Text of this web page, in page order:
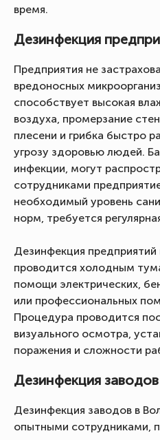
время.
Дезинфекция
Предприятия не
вредоносных
способствует высокая
воздуха, промерзание
плесени и грибка быстро
угрозу здоровью людей.
инфекции, могут
сотрудниками
необходимый уровень
норм, требуется
Дезинфекция предприятий
проводится холодным
помощи электрических,
или профессиональных
Процедура проводится
визуального осмотра,
поражения и сложности
Дезинфекция
Дезинфекция заводов в
опытными сотрудниками,